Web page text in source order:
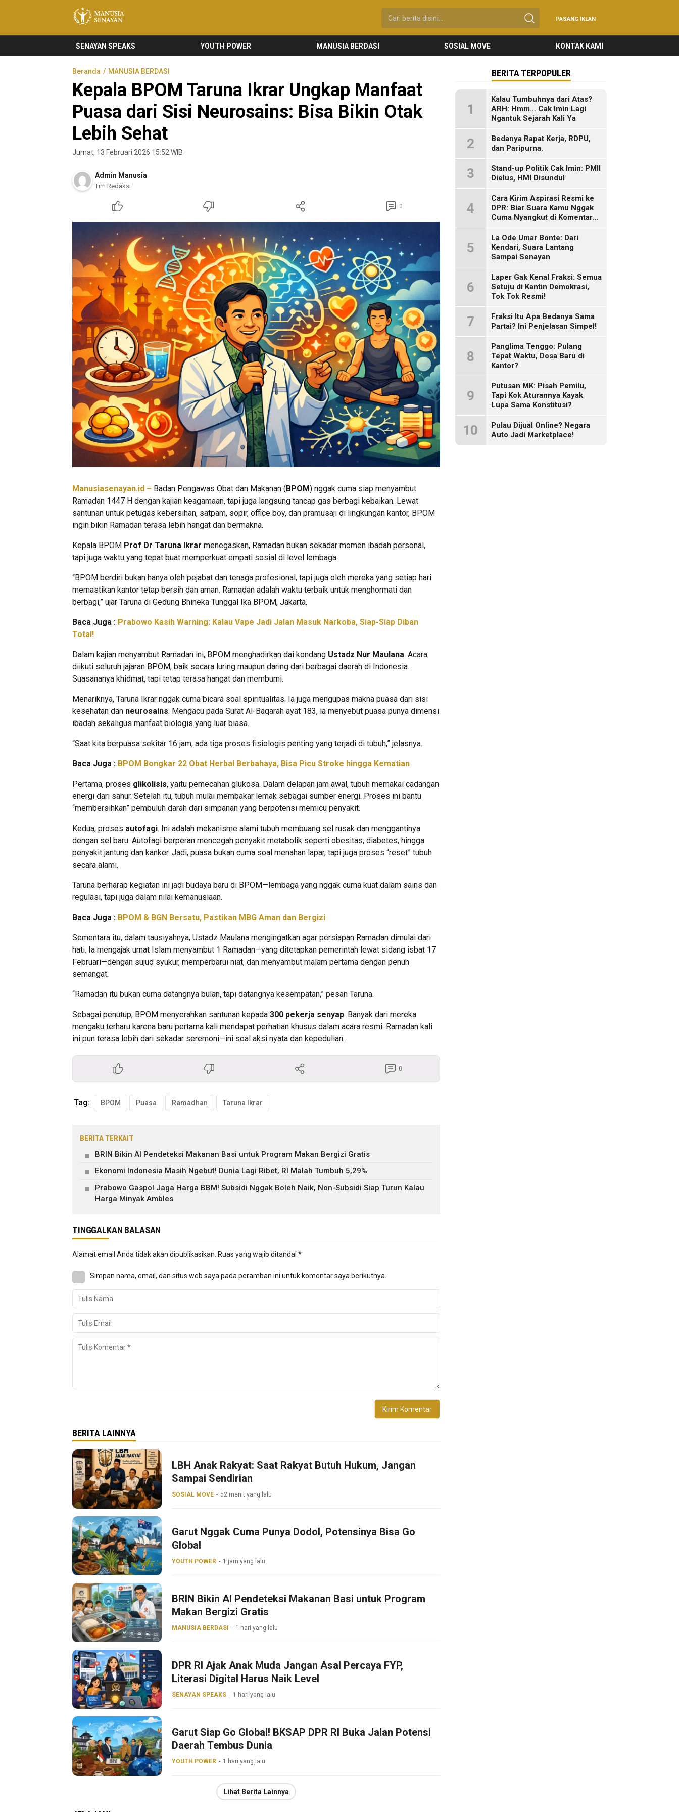
Manusia Senayan
Manusia Bicara, Senayan Bersuara
PASANG IKLAN
SENAYAN SPEAKS YOUTH POWER MANUSIA BERDASI SOSIAL MOVE KONTAK KAMI
Beranda MANUSIA BERDASI
Kepala BPOM Taruna Ikrar Ungkap Manfaat
Puasa dari Sisi Neurosains: Bisa Bikin Otak
Lebih Sehat
Jumat, 13 Februari 2026 15:52 WIB
Admin Manusia
Tim Redaksi
0
Manusiasenayan.id – Badan Pengawas Obat dan Makanan ( BPOM) nggak cuma siap menyambut
Ramadan 1447 H dengan kajian keagamaan, tapi juga langsung tancap gas berbagi kebaikan. Lewat
santunan untuk petugas kebersihan, satpam, sopir, office boy, dan pramusaji di lingkungan kantor, BPOM
ingin bikin Ramadan terasa lebih hangat dan bermakna.
Kepala BPOM Prof Dr Taruna Ikrar menegaskan, Ramadan bukan sekadar momen ibadah personal,
tapi juga waktu yang tepat buat memperkuat empati sosial di level lembaga.
“BPOM berdiri bukan hanya oleh pejabat dan tenaga profesional, tapi juga oleh mereka yang setiap hari
memastikan kantor tetap bersih dan aman. Ramadan adalah waktu terbaik untuk menghormati dan
berbagi,” ujar Taruna di Gedung Bhineka Tunggal Ika BPOM, Jakarta.
Baca Juga : Prabowo Kasih Warning: Kalau Vape Jadi Jalan Masuk Narkoba, Siap-Siap Diban
Total!
Dalam kajian menyambut Ramadan ini, BPOM menghadirkan dai kondang Ustadz Nur Maulana. Acara
diikuti seluruh jajaran BPOM, baik secara luring maupun daring dari berbagai daerah di Indonesia.
Suasananya khidmat, tapi tetap terasa hangat dan membumi.
Menariknya, Taruna Ikrar nggak cuma bicara soal spiritualitas. Ia juga mengupas makna puasa dari sisi
kesehatan dan neurosains. Mengacu pada Surat Al-Baqarah ayat 183, ia menyebut puasa punya dimensi
ibadah sekaligus manfaat biologis yang luar biasa.
“Saat kita berpuasa sekitar 16 jam, ada tiga proses fisiologis penting yang terjadi di tubuh,” jelasnya.
Baca Juga : BPOM Bongkar 22 Obat Herbal Berbahaya, Bisa Picu Stroke hingga Kematian
Pertama, proses glikolisis, yaitu pemecahan glukosa. Dalam delapan jam awal, tubuh memakai cadangan
energi dari sahur. Setelah itu, tubuh mulai membakar lemak sebagai sumber energi. Proses ini bantu
“membersihkan” pembuluh darah dari simpanan yang berpotensi memicu penyakit.
Kedua, proses autofagi. Ini adalah mekanisme alami tubuh membuang sel rusak dan menggantinya
dengan sel baru. Autofagi berperan mencegah penyakit metabolik seperti obesitas, diabetes, hingga
penyakit jantung dan kanker. Jadi, puasa bukan cuma soal menahan lapar, tapi juga proses “reset” tubuh
secara alami.
Taruna berharap kegiatan ini jadi budaya baru di BPOM—lembaga yang nggak cuma kuat dalam sains dan
regulasi, tapi juga dalam nilai kemanusiaan.
Baca Juga : BPOM & BGN Bersatu, Pastikan MBG Aman dan Bergizi
Sementara itu, dalam tausiyahnya, Ustadz Maulana mengingatkan agar persiapan Ramadan dimulai dari
hati. Ia mengajak umat Islam menyambut 1 Ramadan—yang ditetapkan pemerintah lewat sidang isbat 17
Februari—dengan sujud syukur, memperbarui niat, dan menyambut malam pertama dengan penuh
semangat.
“Ramadan itu bukan cuma datangnya bulan, tapi datangnya kesempatan,” pesan Taruna.
Sebagai penutup, BPOM menyerahkan santunan kepada 300 pekerja senyap. Banyak dari mereka
mengaku terharu karena baru pertama kali mendapat perhatian khusus dalam acara resmi. Ramadan kali
ini pun terasa lebih dari sekadar seremoni—ini soal aksi nyata dan kepedulian.
0
Tag: BPOM Puasa Ramadhan Taruna Ikrar
BERITA TERKAIT
BRIN Bikin AI Pendeteksi Makanan Basi untuk Program Makan Bergizi Gratis
Ekonomi Indonesia Masih Ngebut! Dunia Lagi Ribet, RI Malah Tumbuh 5,29%
Prabowo Gaspol Jaga Harga BBM! Subsidi Nggak Boleh Naik, Non-Subsidi Siap Turun Kalau
Harga Minyak Ambles
TINGGALKAN BALASAN
Alamat email Anda tidak akan dipublikasikan. Ruas yang wajib ditandai *
Simpan nama, email, dan situs web saya pada peramban ini untuk komentar saya berikutnya.
BERITA LAINNYA
LBH Anak Rakyat: Saat Rakyat Butuh Hukum, Jangan
Sampai Sendirian
SOSIAL MOVE 52 menit yang lalu
Garut Nggak Cuma Punya Dodol, Potensinya Bisa Go
Global
YOUTH POWER 1 jam yang lalu
BRIN Bikin AI Pendeteksi Makanan Basi untuk Program
Makan Bergizi Gratis
MANUSIA BERDASI 1 hari yang lalu
DPR RI Ajak Anak Muda Jangan Asal Percaya FYP,
Literasi Digital Harus Naik Level
SENAYAN SPEAKS 1 hari yang lalu
Garut Siap Go Global! BKSAP DPR RI Buka Jalan Potensi
Daerah Tembus Dunia
YOUTH POWER 1 hari yang lalu
Lihat Berita Lainnya
BERITA TERPOPULER
1
Kalau Tumbuhnya dari Atas?
ARH: Hmm… Cak Imin Lagi
Ngantuk Sejarah Kali Ya
2
Bedanya Rapat Kerja, RDPU,
dan Paripurna.
3
Stand-up Politik Cak Imin: PMII
Dielus, HMI Disundul
4
Cara Kirim Aspirasi Resmi ke
DPR: Biar Suara Kamu Nggak
Cuma Nyangkut di Komentar
5
La Ode Umar Bonte: Dari
Kendari, Suara Lantang
Sampai Senayan
6
Laper Gak Kenal Fraksi: Semua
Setuju di Kantin Demokrasi,
Tok Tok Resmi!
7
Fraksi Itu Apa Bedanya Sama
Partai? Ini Penjelasan Simpel!
8
Panglima Tenggo: Pulang
Tepat Waktu, Dosa Baru di
Kantor?
9
Putusan MK: Pisah Pemilu,
Tapi Kok Aturannya Kayak
Lupa Sama Konstitusi?
10
Pulau Dijual Online? Negara
Auto Jadi Marketplace!